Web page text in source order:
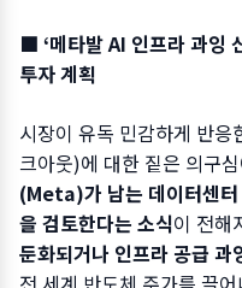
■ ‘메타발 AI 인프라 과잉
투자 계획
시장이 유독 민감하게 반
크아웃)에 대한 짙은 의구
(Meta)가 남는 데이터센터
을 검토한다는 소식이 전해
둔화되거나 인프라 공급 과